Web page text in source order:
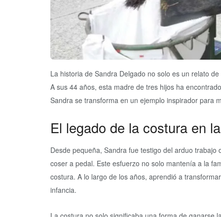
La historia de Sandra Delgado no solo es un relato
A sus 44 años, esta madre de tres hijos ha
Sandra se transforma en un ejemplo inspirador para
El legado de la costura en
Desde pequeña, Sandra fue testigo del arduo
coser a pedal. Este esfuerzo no solo mantenía a la
costura. A lo largo de los años, aprendió a
infancia.